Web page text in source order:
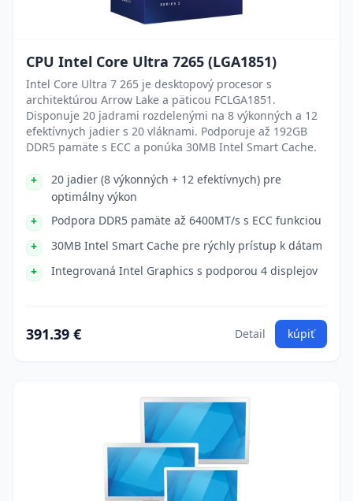
CPU Intel Core Ultra 7265 (LGA1851)
Intel Core Ultra 7 265 je desktopový procesor s
architektúrou Arrow Lake a päticou FCLGA1851.
Disponuje 20 jadrami rozdelenými na 8 výkonných a 12
efektívnych jadier s 20 vláknami. Podporuje až 192GB
DDR5 pamäte s ECC a ponúka 30MB Intel Smart Cache.
20 jadier (8 výkonných + 12 efektívnych) pre
optimálny výkon
Podpora DDR5 pamäte až 6400MT/s s ECC funkciou
30MB Intel Smart Cache pre rýchly prístup k dátam
Integrovaná Intel Graphics s podporou 4 displejov
391.39 € Detail kúpiť